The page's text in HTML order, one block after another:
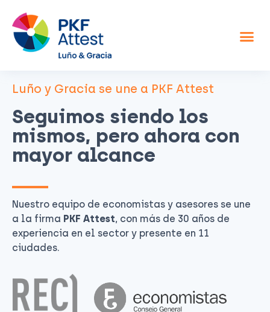
Luño y Gracia se une a PKF Attest
Seguimos siendo los
mismos, pero ahora con
mayor alcance
Nuestro equipo de economistas y asesores se une
a la firma PKF Attest, con más de 30 años de
experiencia en el sector y presente en 11
ciudades.